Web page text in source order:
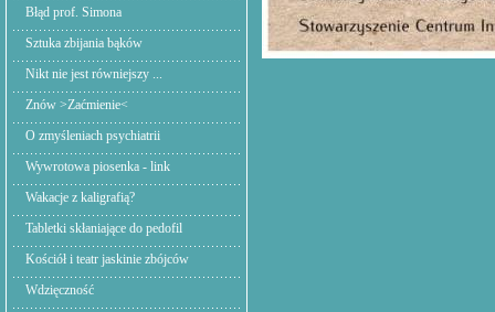
Błąd prof. Simona
Sztuka zbijania bąków
Nikt nie jest równiejszy ...
Znów >Zaćmienie<
O zmyśleniach psychiatrii
Wywrotowa piosenka - link
Wakacje z kaligrafią?
Tabletki skłaniające do pedofil
Kościół i teatr jaskinie zbójców
Wdzięczność